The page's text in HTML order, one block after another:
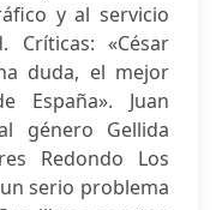
y al servicio
«César
duda, el mejor
España». Juan
género Gellida
Redondo Los
serio problema